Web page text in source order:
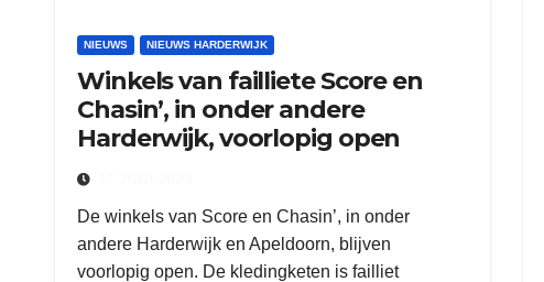
NIEUWS NIEUWS HARDERWIJK
Winkels van failliete Score en
Chasin’, in onder andere
Harderwijk, voorlopig open
De winkels van Score en Chasin’, in onder
andere Harderwijk en Apeldoorn, blijven
voorlopig open. De kledingketen is failliet